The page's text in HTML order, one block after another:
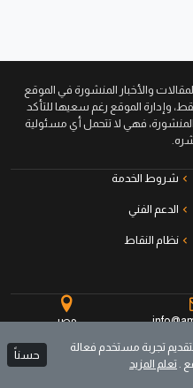
والأخبار المنشورة في الموقع
وإدارة الموقع رغم سعيها للتأكد
فهي لا تتحمل أي مسئولية
شروط الخدمة
الدعم الفني
نظام النقاط
مصر
منصة الناشرين
تجربة مستخدم فعالة
. تعلم المزيد
حسناً